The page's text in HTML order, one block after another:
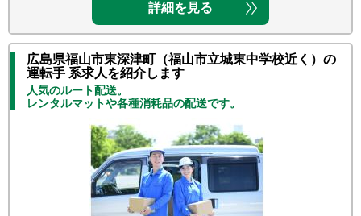
詳細を見る
広島県福山市東深津町（福山市立城東中学校近く）の
運転手 系求人を紹介します
人気のルート配送。
レンタルマットや各種消耗品の配送です。